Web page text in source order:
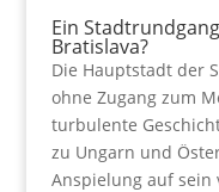
Ein
Bratislava?
Die Hauptstadt der
ohne Zugang zum
turbulente
zu Ungarn und
Anspielung auf sein